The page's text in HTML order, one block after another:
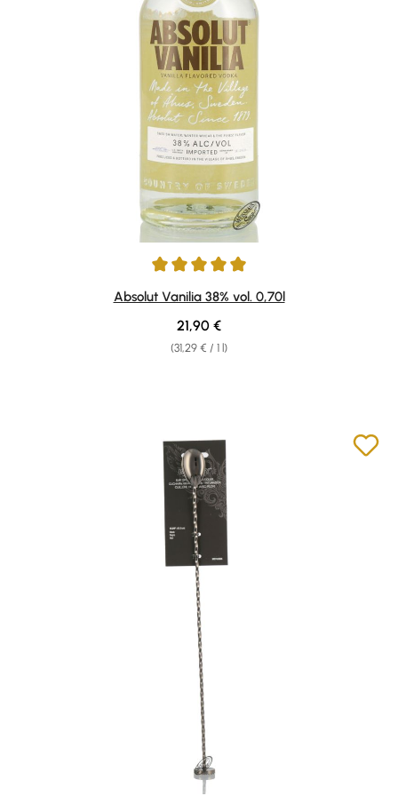
Average rating of 5 out of 5 stars
Absolut Vanilia 38% vol. 0,70l
(31,29 € / 1 l)
Regular price:
21,90 €